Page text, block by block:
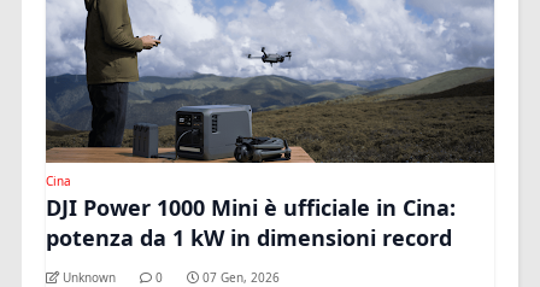
Cina
DJI Power 1000 Mini è ufficiale in Cina:
potenza da 1 kW in dimensioni record
Unknown 0 07 Gen, 2026